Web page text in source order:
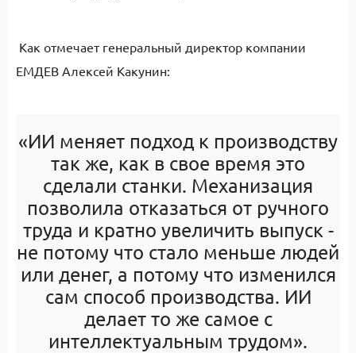
Как отмечает генеральный директор компании
ЕМДЕВ Алексей Какунин:
«ИИ меняет подход к производству
так же, как в свое время это
сделали станки. Механизация
позволила отказаться от ручного
труда и кратно увеличить выпуск -
не потому что стало меньше людей
или денег, а потому что изменился
сам способ производства. ИИ
делает то же самое с
интеллектуальным трудом».